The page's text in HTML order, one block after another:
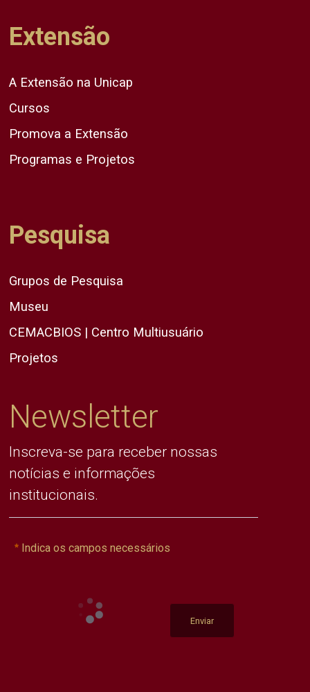
Extensão
A Extensão na Unicap
Cursos
Promova a Extensão
Programas e Projetos
Pesquisa
Grupos de Pesquisa
Museu
CEMACBIOS | Centro Multiusuário
Projetos
Newsletter
Inscreva-se para receber nossas
notícias e informações
institucionais.
Indica os campos necessários
Enviar